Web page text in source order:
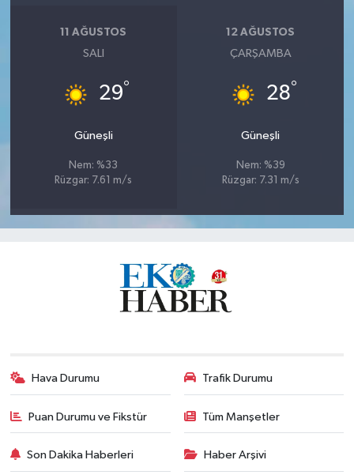
11 AĞUSTOS
SALI
29°
Güneşli
Nem: %33
Rüzgar: 7.61 m/s
12 AĞUSTOS
ÇARŞAMBA
28°
Güneşli
Nem: %39
Rüzgar: 7.31 m/s
Hava Durumu Trafik Durumu
Puan Durumu ve Fikstür Tüm Manşetler
Son Dakika Haberleri Haber Arşivi